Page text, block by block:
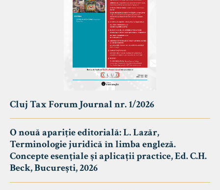
Cluj Tax Forum Journal nr. 1/2026
O nouă apariție editorială: L. Lazăr,
Terminologie juridică în limba engleză.
Concepte esențiale și aplicații practice, Ed. C.H.
Beck, București, 2026